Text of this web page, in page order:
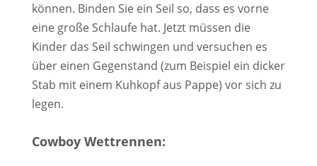
können. Binden Sie ein Seil so, dass es vorne
eine große Schlaufe hat. Jetzt müssen die
Kinder das Seil schwingen und versuchen es
über einen Gegenstand (zum Beispiel ein dicker
Stab mit einem Kuhkopf aus Pappe) vor sich zu
legen.
Cowboy Wettrennen: